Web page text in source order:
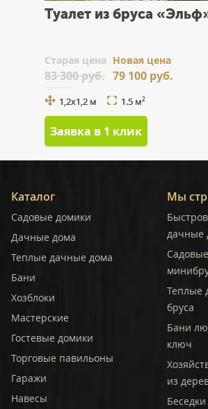
Туалет из бруса
Cтарая цена
83 300 руб.
Новая цена
79 100 руб.
1,2x1,2 м 1.5 м2
Заявка в 1 клик
Каталог
Садовые домики
Дачные дома
Теплые дачные дома
Бани
Хозблоки
Мастерские
Гостевые домики
Торговые павильоны
Гаражи
Навесы
Мы
дачные
Теплые
бруса
Бани
ключ
из